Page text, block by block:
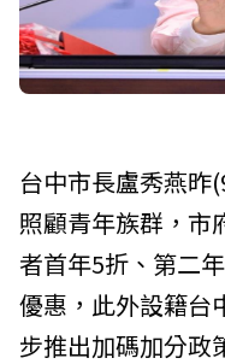
台中市長盧秀燕昨
照顧青年族群，市
者首年5折、第二
優惠，此外設籍台
步推出加碼加分政